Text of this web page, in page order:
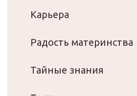
Карьера
Радость материнства
Тайные знания